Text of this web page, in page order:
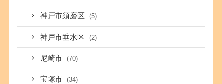
神戸市須磨区 (5)
神戸市垂水区 (2)
尼崎市 (70)
宝塚市 (34)